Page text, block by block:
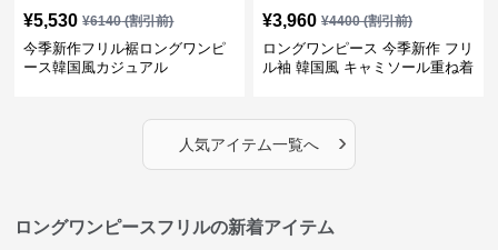
¥5,530 ¥6140(割引前)
今季新作フリル裾ロングワンピ
ース韓国風カジュアル
¥3,960 ¥4400(割引前)
ロングワンピース 今季新作 フリ
ル袖 韓国風 キャミソール重ね着
人気アイテム一覧へ ›
ロングワンピースフリルの新着アイテム